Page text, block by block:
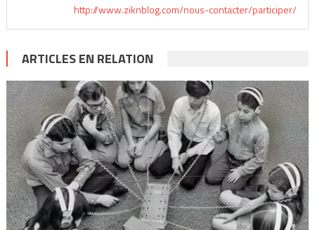
http://www.ziknblog.com/nous-contacter/participer/
ARTICLES EN RELATION